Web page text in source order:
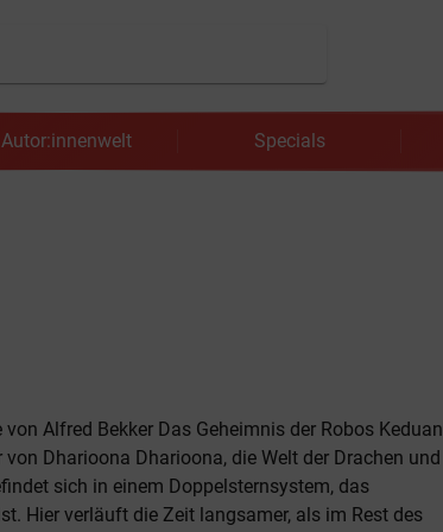
Autor:innenwelt Specials
Alfred Bekker Das Geheimnis der Robos Keduan
von Dharioona Dharioona, die Welt der Drachen und
sich in einem Doppelsternsystem, das
Hier verläuft die Zeit langsamer, als im Rest des